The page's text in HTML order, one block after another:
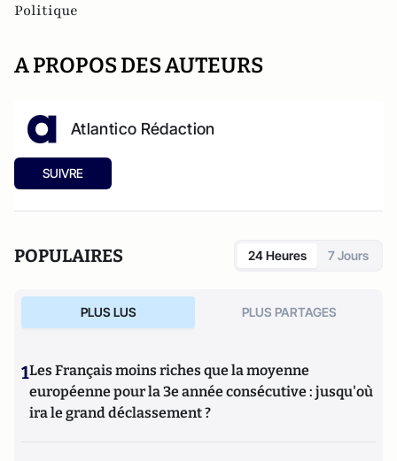
Politique
A PROPOS DES AUTEURS
Atlantico Rédaction
SUIVRE
POPULAIRES 24 Heures 7 Jours
PLUS LUS PLUS PARTAGES
1Les Français moins riches que la moyenne
européenne pour la 3e année consécutive : jusqu'où
ira le grand déclassement ?